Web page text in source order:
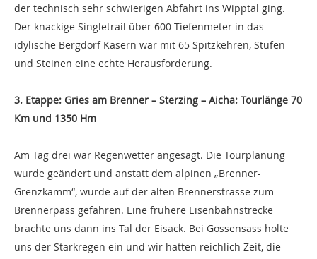
der technisch sehr schwierigen Abfahrt ins Wipptal ging.
Der knackige Singletrail über 600 Tiefenmeter in das
idylische Bergdorf Kasern war mit 65 Spitzkehren, Stufen
und Steinen eine echte Herausforderung.
3. Etappe: Gries am Brenner – Sterzing – Aicha: Tourlänge 70
Km und 1350 Hm
Am Tag drei war Regenwetter angesagt. Die Tourplanung
wurde geändert und anstatt dem alpinen „Brenner-
Grenzkamm“, wurde auf der alten Brennerstrasse zum
Brennerpass gefahren. Eine frühere Eisenbahnstrecke
brachte uns dann ins Tal der Eisack. Bei Gossensass holte
uns der Starkregen ein und wir hatten reichlich Zeit, die